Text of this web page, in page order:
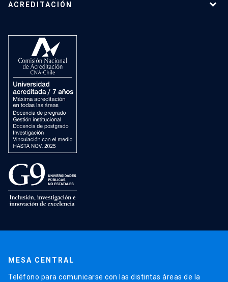
ACREDITACIÓN
MESA CENTRAL
Teléfono para comunicarse con las distintas áreas de la